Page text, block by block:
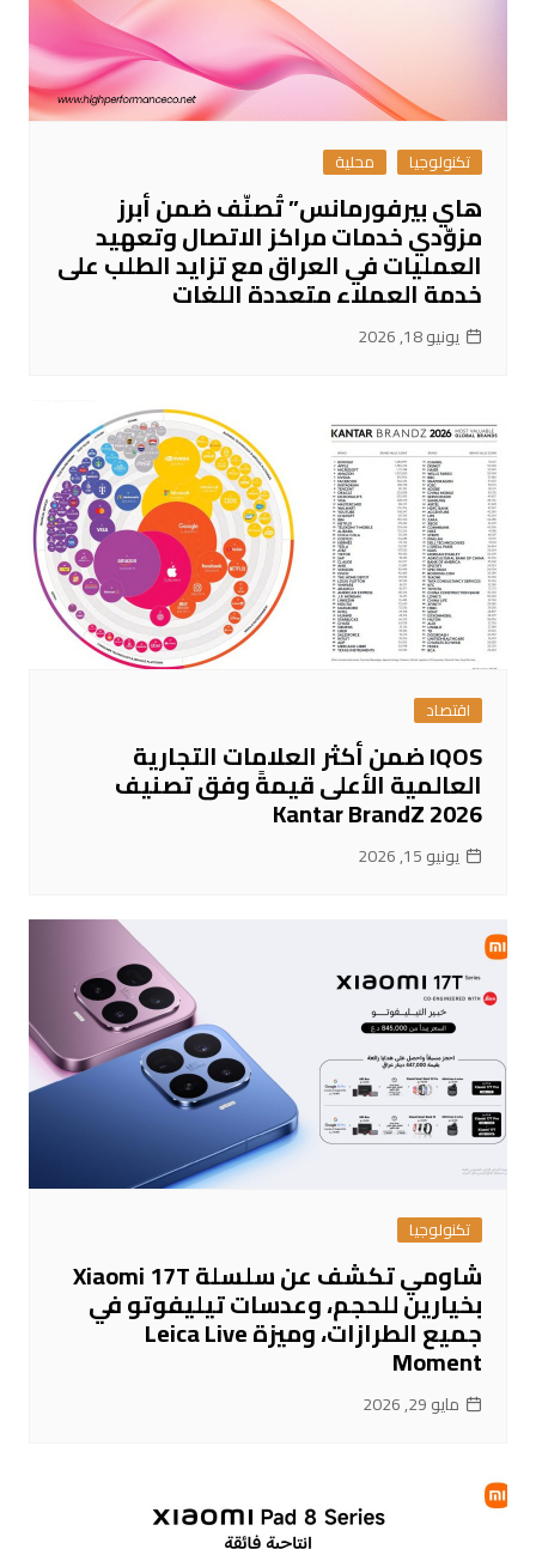
تكنولوجيا محلية
هاي بيرفورمانس” تُصنّف ضمن أبرز
مزوّدي خدمات مراكز الاتصال وتعهيد
العمليات في العراق مع تزايد الطلب على
خدمة العملاء متعددة اللغات
يونيو 18, 2026
اقتصاد
IQOS ضمن أكثر العلامات التجارية
العالمية الأعلى قيمةً وفق تصنيف
Kantar BrandZ 2026
يونيو 15, 2026
تكنولوجيا
شاومي تكشف عن سلسلة Xiaomi 17T
بخيارين للحجم، وعدسات تيليفوتو في
جميع الطرازات، وميزة Leica Live
Moment
مايو 29, 2026